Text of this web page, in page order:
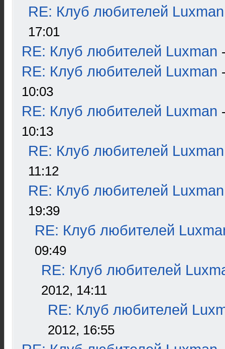
RE: Клуб любителей Luxman
17:01
RE: Клуб любителей Luxman
RE: Клуб любителей Luxman
10:03
RE: Клуб любителей Luxman
10:13
RE: Клуб любителей Luxman
11:12
RE: Клуб любителей Luxman
19:39
RE: Клуб любителей
09:49
RE: Клуб любителей
2012, 14:11
RE: Клуб любителей
2012, 16:55